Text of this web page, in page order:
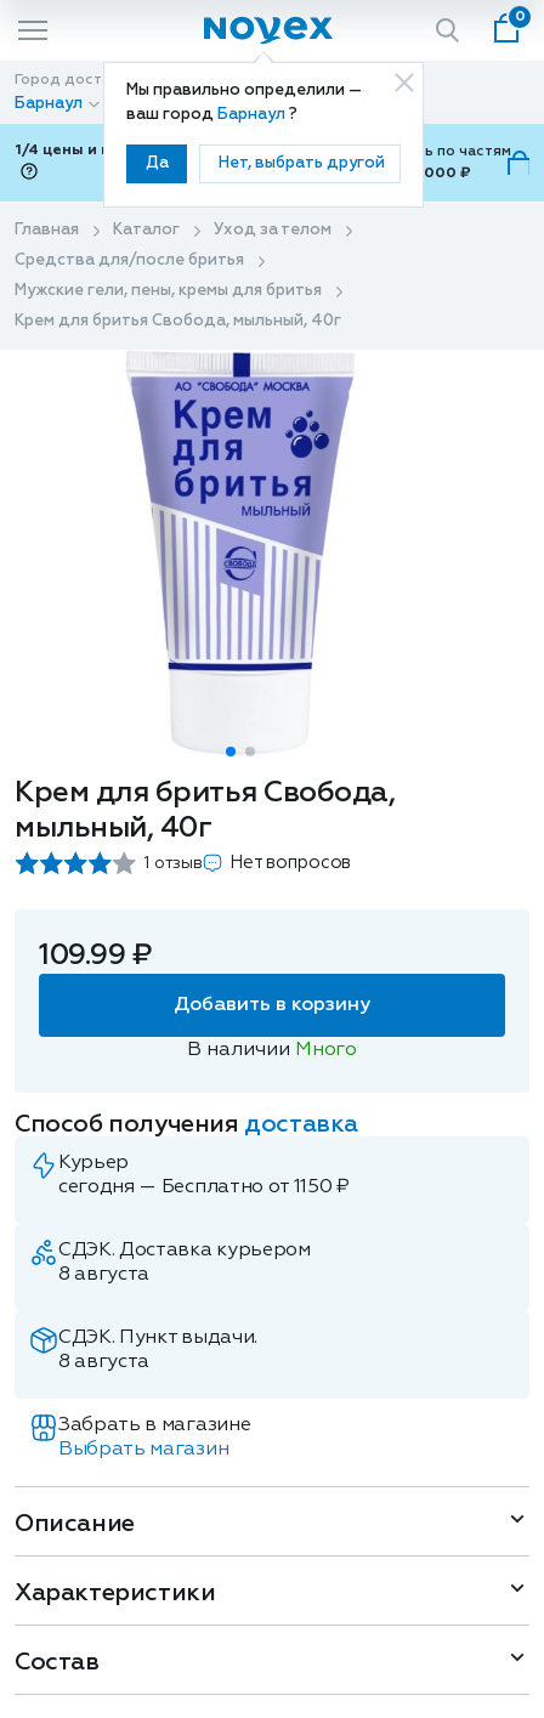
Мы правильно определили —
ваш город Барнаул ?
Да Нет, выбрать другой
0
Город доставки
Барнаул
Способ доставки
Доставка
1/4 цены и покупки ваши с Подели
Можно оплатить по частям
от 700 ₽ до 15,000 ₽
Главная Каталог
Уход за телом
Средства для/после бритья
Мужские гели, пены, кремы для бритья
Крем для бритья Свобода, мыльный, 40г
Крем для бритья Свобода,
мыльный, 40г
1 отзыв Нет вопросов
109.99 ₽
Добавить в корзину
В наличии Много
Способ получения доставка
Курьер
сегодня — Бесплатно от 1150 ₽
СДЭК. Доставка курьером
8 августа
СДЭК. Пункт выдачи.
8 августа
Забрать в магазине
Выбрать магазин
Описание
Характеристики
Состав